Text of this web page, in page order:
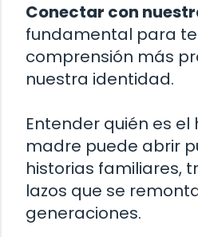
Conectar con
fundamental para
comprensión más
nuestra identidad.
Entender quién es
madre puede abrir
historias familiares,
lazos que se
generaciones.